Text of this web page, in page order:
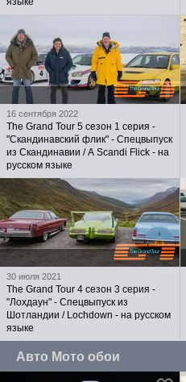
16 сентября 2022
The Grand Tour 5 сезон 1 серия -
"Скандинавский флик" - Спецвыпуск
из Скандинавии / A Scandi Flick - на
русском языке
30 июля 2021
The Grand Tour 4 сезон 3 серия -
"Лохдаун" - Спецвыпуск из
Шотландии / Lochdown - на русском
языке
Авто Мото обои